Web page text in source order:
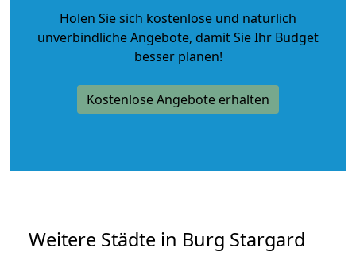
Holen Sie sich kostenlose und natürlich
unverbindliche Angebote, damit Sie Ihr Budget
besser planen!
Kostenlose Angebote erhalten
Weitere Städte in Burg Stargard